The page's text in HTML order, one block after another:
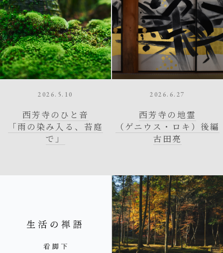
2026.5.10
西芳寺のひと音
「雨の染み入る、苔庭
で」
2026.6.27
西芳寺の地霊
（ゲニウス・ロキ）後編
古田亮